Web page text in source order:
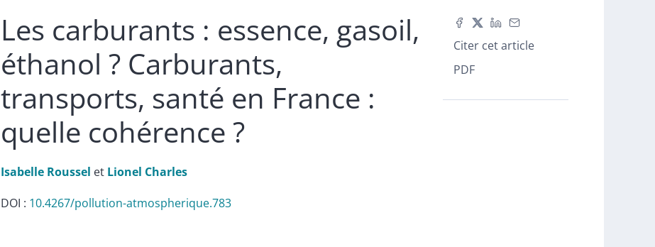
Citer cet article
PDF
Les carburants : essence, gasoil,
éthanol ? Carburants,
transports, santé en France :
quelle cohérence ?
Isabelle Roussel et Lionel Charles
DOI : 10.4267/pollution-atmospherique.783